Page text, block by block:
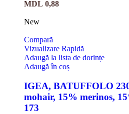
MDL 0,88
New
Compară
Vizualizare Rapidă
Adaugă la lista de dorințe
Adaugă în coș
IGEA, BATUFFOLO
mohair, 15% merinos,
173